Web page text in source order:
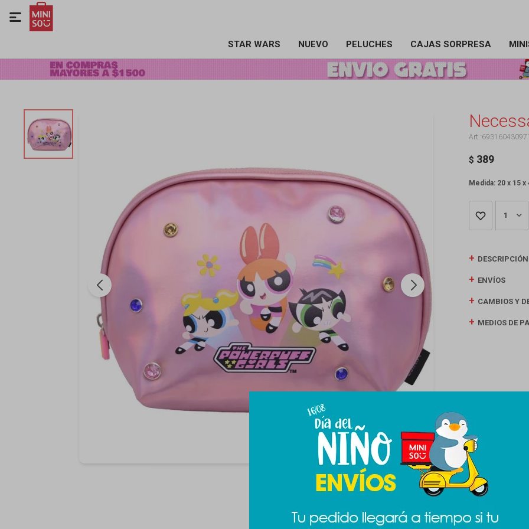
STAR WARS NUEVO PELUCHES CAJAS SORPRESA

$ 389
Medida: 20 x 15 x
1
DESCRIPCIÓN
ENVÍOS
CAMBIOS Y
MEDIOS DE
Productos que te pueden interesar